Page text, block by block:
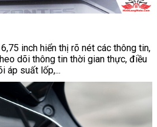
inch hiển thị rõ nét các thông tin,
dõi thông tin thời gian thực, điều
áp suất lốp,...